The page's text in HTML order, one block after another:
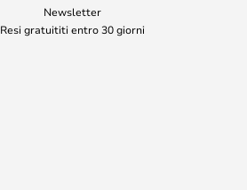
Newsletter
Resi gratuititi entro 30 giorni